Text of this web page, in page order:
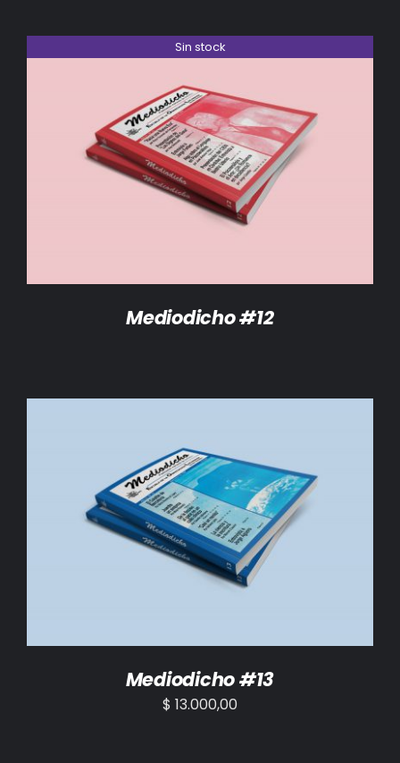
Sin stock
DETALLES
Mediodicho #12
AÑADIR AL CARRITO / DETALLES
Mediodicho #13
$ 13.000,00